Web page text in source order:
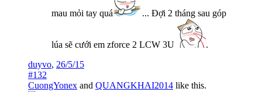
mau mỏi tay quá ... Đợi 2 tháng sau góp
lúa sẽ cưới em zforce 2 LCW 3U
.
duyvo, 26/5/15
#132
CuongYonex and QUANGKHAI2014 like this.